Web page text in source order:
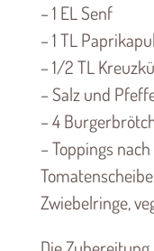
– 1 EL Senf
– 1 TL
– 1/2 TL
– Salz und
– 4
– Toppings
Zwiebelringe,